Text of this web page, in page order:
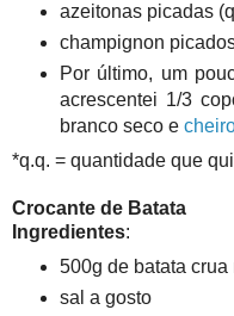
azeitonas picadas
champignon
Por último, um
acrescentei 1/3
branco seco e
*q.q. = quantidade que
Crocante de Batata
Ingredientes:
500g de batata crua
sal a gosto